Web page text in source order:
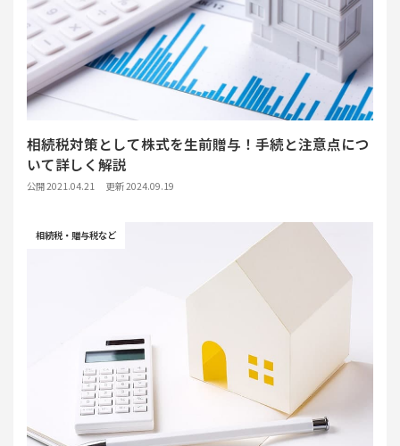
相続税対策として株式を生前贈与！手続と注意点につ
いて詳しく解説
公開 2021.04.21 更新 2024.09.19
相続税・贈与税など